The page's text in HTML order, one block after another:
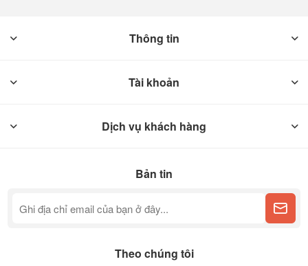
Thông tin
Tài khoản
Dịch vụ khách hàng
Bản tin
Theo chúng tôi